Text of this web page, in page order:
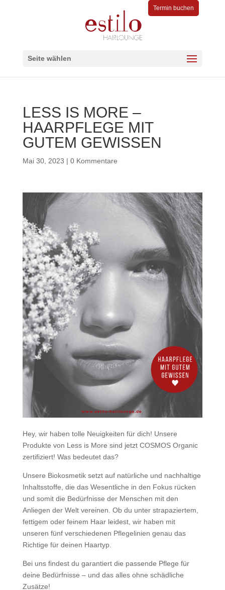
Termin buchen
Seite wählen
LESS IS MORE –
HAARPFLEGE MIT
GUTEM GEWISSEN
Mai 30, 2023 | 0 Kommentare
Hey, wir haben tolle Neuigkeiten für dich! Unsere
Produkte von Less is More sind jetzt COSMOS Organic
zertifiziert! Was bedeutet das?
Unsere Biokosmetik setzt auf natürliche und nachhaltige
Inhaltsstoffe, die das Wesentliche in den Fokus rücken
und somit die Bedürfnisse der Menschen mit den
Anliegen der Welt vereinen. Ob du unter strapaziertem,
fettigem oder feinem Haar leidest, wir haben mit
unseren fünf verschiedenen Pflegelinien genau das
Richtige für deinen Haartyp.
Bei uns findest du garantiert die passende Pflege für
deine Bedürfnisse – und das alles ohne schädliche
Zusätze!